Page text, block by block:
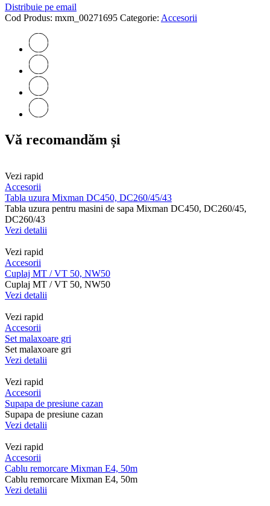
Distribuie pe email
Cod Produs: mxm_00271695 Categorie: Accesorii
Vă recomandăm și
Vezi rapid
Accesorii
Tabla uzura Mixman DC450, DC260/45/43
Tabla uzura pentru masini de sapa Mixman DC450, DC260/45,
DC260/43
Vezi detalii
Vezi rapid
Accesorii
Cuplaj MT / VT 50, NW50
Cuplaj MT / VT 50, NW50
Vezi detalii
Vezi rapid
Accesorii
Set malaxoare gri
Set malaxoare gri
Vezi detalii
Vezi rapid
Accesorii
Supapa de presiune cazan
Supapa de presiune cazan
Vezi detalii
Vezi rapid
Accesorii
Cablu remorcare Mixman E4, 50m
Cablu remorcare Mixman E4, 50m
Vezi detalii